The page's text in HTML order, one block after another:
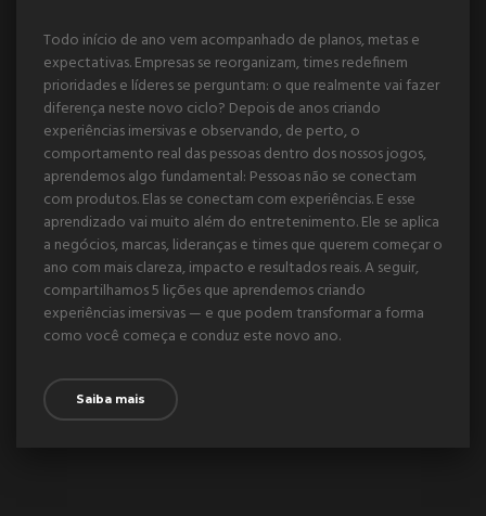
Todo início de ano vem acompanhado de planos, metas e
expectativas. Empresas se reorganizam, times redefinem
prioridades e líderes se perguntam: o que realmente vai fazer
diferença neste novo ciclo? Depois de anos criando
experiências imersivas e observando, de perto, o
comportamento real das pessoas dentro dos nossos jogos,
aprendemos algo fundamental: Pessoas não se conectam
com produtos. Elas se conectam com experiências. E esse
aprendizado vai muito além do entretenimento. Ele se aplica
a negócios, marcas, lideranças e times que querem começar o
ano com mais clareza, impacto e resultados reais. A seguir,
compartilhamos 5 lições que aprendemos criando
experiências imersivas — e que podem transformar a forma
como você começa e conduz este novo ano.
Saiba mais